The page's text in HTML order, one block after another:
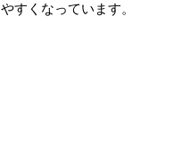
やすくなっています。